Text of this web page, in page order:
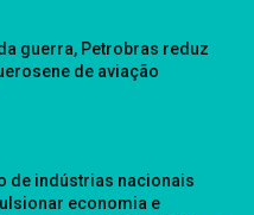
guerra, Petrobras reduz
de aviação
de indústrias nacionais
economia e